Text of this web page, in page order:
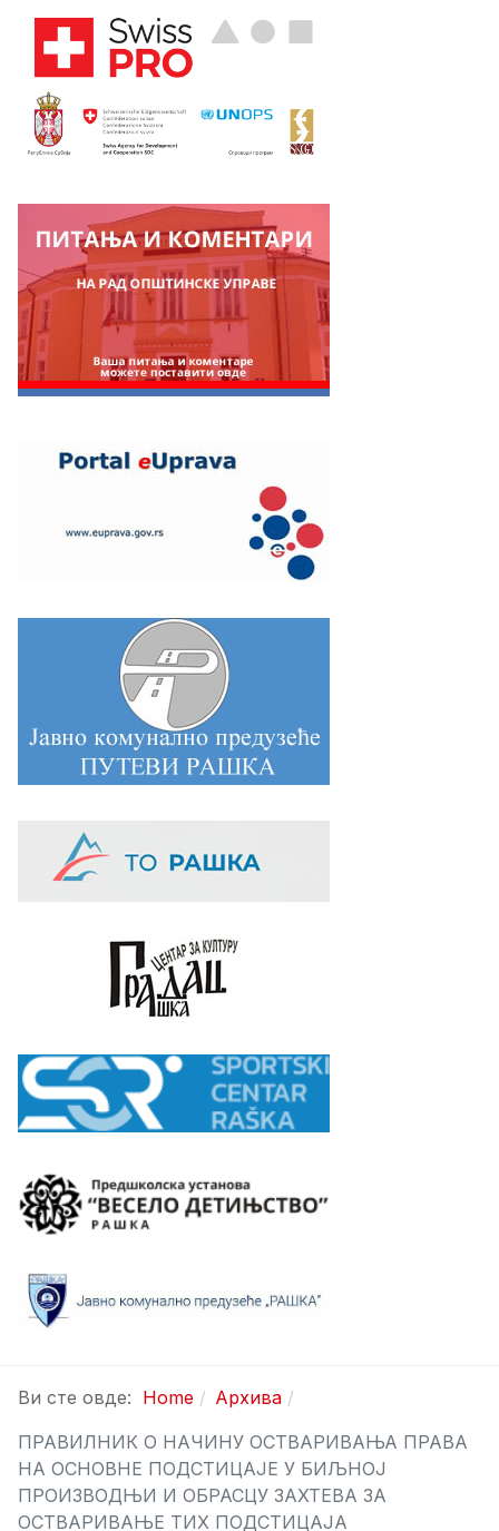
Ви сте овде: Home
Архива
ПРАВИЛНИК О НАЧИНУ ОСТВАРИВАЊА ПРАВА
НА ОСНОВНЕ ПОДСТИЦАЈЕ У БИЉНОЈ
ПРОИЗВОДЊИ И ОБРАСЦУ ЗАХТЕВА ЗА
ОСТВАРИВАЊЕ ТИХ ПОДСТИЦАЈА